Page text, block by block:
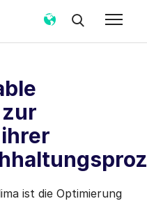
ist die Optimierung